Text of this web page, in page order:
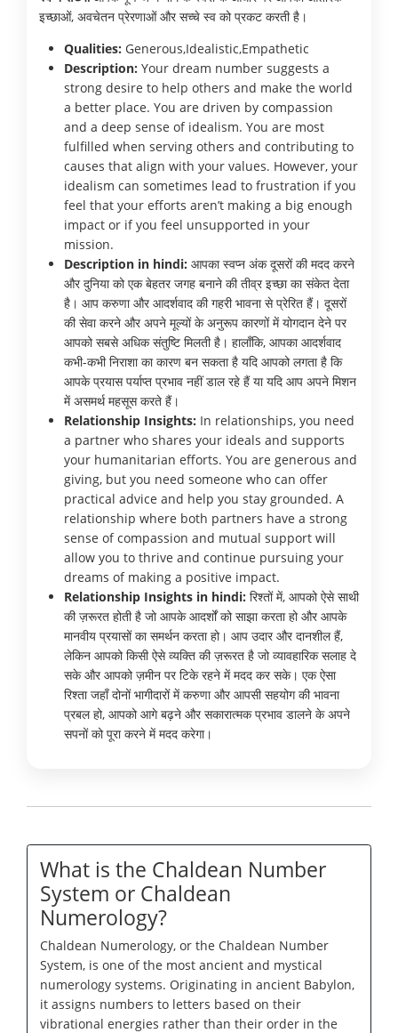
इच्छाओं, अवचेतन प्रेरणाओं और सच्चे स्व को प्रकट करती है।
Qualities: Generous,Idealistic,Empathetic
Description: Your dream number suggests a
strong desire to help others and make the world
a better place. You are driven by compassion
and a deep sense of idealism. You are most
fulfilled when serving others and contributing to
causes that align with your values. However, your
idealism can sometimes lead to frustration if you
feel that your efforts aren’t making a big enough
impact or if you feel unsupported in your
mission.
Description in hindi: आपका स्वप्न अंक दूसरों की मदद करने
और दुनिया को एक बेहतर जगह बनाने की तीव्र इच्छा का संकेत देता
है। आप करुणा और आदर्शवाद की गहरी भावना से प्रेरित हैं। दूसरों
की सेवा करने और अपने मूल्यों के अनुरूप कारणों में योगदान देने पर
आपको सबसे अधिक संतुष्टि मिलती है। हालाँकि, आपका आदर्शवाद
कभी-कभी निराशा का कारण बन सकता है यदि आपको लगता है कि
आपके प्रयास पर्याप्त प्रभाव नहीं डाल रहे हैं या यदि आप अपने मिशन
में असमर्थ महसूस करते हैं।
Relationship Insights: In relationships, you need
a partner who shares your ideals and supports
your humanitarian efforts. You are generous and
giving, but you need someone who can offer
practical advice and help you stay grounded. A
relationship where both partners have a strong
sense of compassion and mutual support will
allow you to thrive and continue pursuing your
dreams of making a positive impact.
Relationship Insights in hindi: रिश्तों में, आपको ऐसे साथी
की ज़रूरत होती है जो आपके आदर्शों को साझा करता हो और आपके
मानवीय प्रयासों का समर्थन करता हो। आप उदार और दानशील हैं,
लेकिन आपको किसी ऐसे व्यक्ति की ज़रूरत है जो व्यावहारिक सलाह दे
सके और आपको ज़मीन पर टिके रहने में मदद कर सके। एक ऐसा
रिश्ता जहाँ दोनों भागीदारों में करुणा और आपसी सहयोग की भावना
प्रबल हो, आपको आगे बढ़ने और सकारात्मक प्रभाव डालने के अपने
सपनों को पूरा करने में मदद करेगा।
What is the Chaldean Number
System or Chaldean
Numerology?
Chaldean Numerology, or the Chaldean Number
System, is one of the most ancient and mystical
numerology systems. Originating in ancient Babylon,
it assigns numbers to letters based on their
vibrational energies rather than their order in the